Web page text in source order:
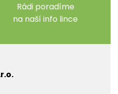
Rádi poradíme
na naší info lince